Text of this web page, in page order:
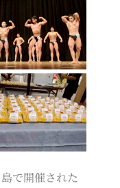
で開催された